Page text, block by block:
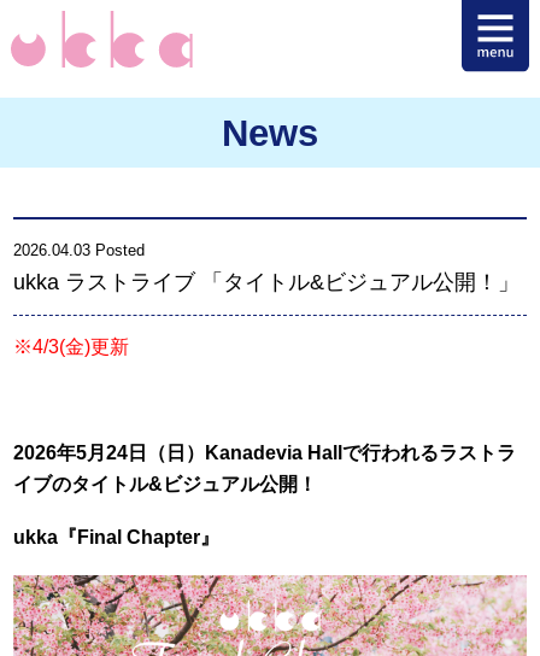
News
2026.04.03 Posted
ukka ラストライブ 「タイトル&ビジュアル公開！」
※4/3(金)更新
2026年5月24日（日）Kanadevia Hallで行われるラストラ
イブのタイトル&ビジュアル公開！
ukka 『Final Chapter』